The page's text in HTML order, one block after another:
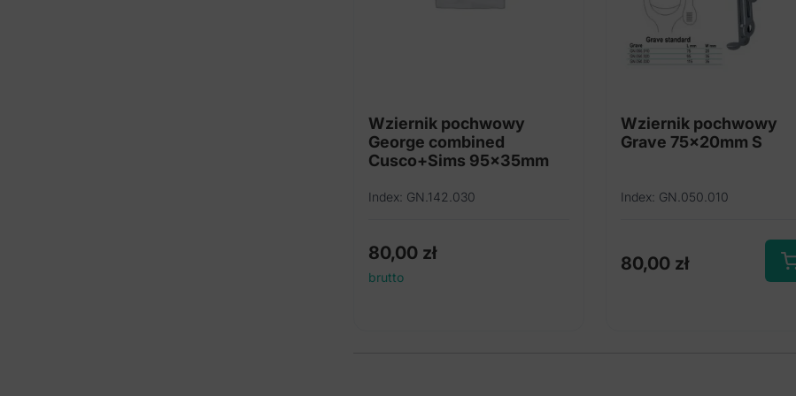
Wziernik pochwowy
George combined
Cusco+Sims 95x35mm
Index: GN.142.030
80,00 zł
brutto
Wziernik pochwowy
Grave 75x20mm S
Index: GN.050.010
80,00 zł